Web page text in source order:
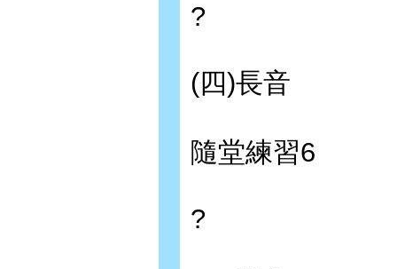
?
(四)長音
隨堂練習6
?